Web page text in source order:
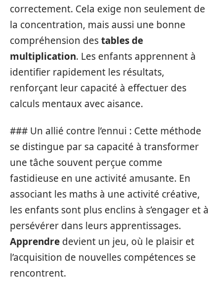
correctement. Cela exige non seulement de
la concentration, mais aussi une bonne
compréhension destables de
multiplication. Les enfants apprennent à
identifier rapidement les résultats,
renforçant leur capacité à effectuer des
calculs mentaux avec aisance.
### Un allié contre l’ennui : Cette méthode
se distingue par sa capacité à transformer
une tâche souvent perçue comme
fastidieuse en une activité amusante. En
associant les maths à une activité créative,
les enfants sont plus enclins à s’engager et à
persévérer dans leurs apprentissages.
Apprendre devient un jeu, où le plaisir et
l’acquisition de nouvelles compétences se
rencontrent.